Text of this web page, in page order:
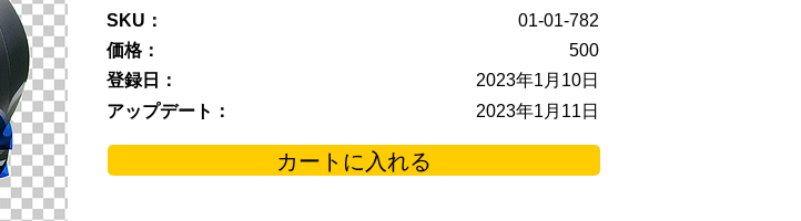
SKU：
01-01-782
価格：
500
登録日：
2023年1月10日
アップデート：
2023年1月11日
カートに入れる